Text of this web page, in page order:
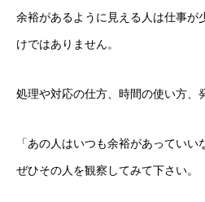
余裕があるように見える人は仕事が
けではありません。
処理や対応の仕方、時間の使い方、
「あの人はいつも余裕があっていい
ぜひその人を観察してみて下さい。